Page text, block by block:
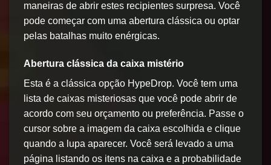
maneiras de abrir estes recipientes surpresa. Você
pode começar com uma abertura clássica ou optar
pelas batalhas muito enérgicas.
Abertura clássica da caixa mistério
Esta é a clássica opção HypeDrop. Você tem uma
lista de caixas misteriosas que você pode abrir de
acordo com seu orçamento ou preferência. Passe o
cursor sobre a imagem da caixa escolhida e clique
quando a lupa aparecer. Você será levado a uma
página listando os itens na caixa e a probabilidade